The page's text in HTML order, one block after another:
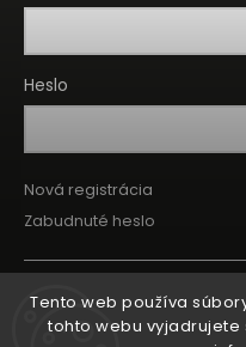
Tento web používa
tohto webu vyjadrujete
Heslo
Nová registrácia
Zabudnuté heslo